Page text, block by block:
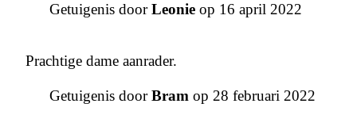
Getuigenis doorLeonie op 16 april 2022
Prachtige dame aanrader.
Getuigenis doorBram op 28 februari 2022